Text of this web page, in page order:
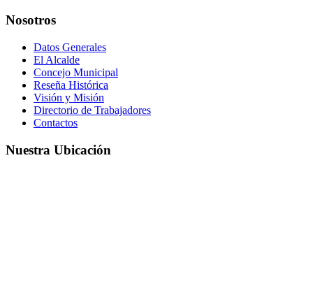
Nosotros
Datos Generales
El Alcalde
Concejo Municipal
Reseña Histórica
Visión y Misión
Directorio de Trabajadores
Contactos
Nuestra Ubicación